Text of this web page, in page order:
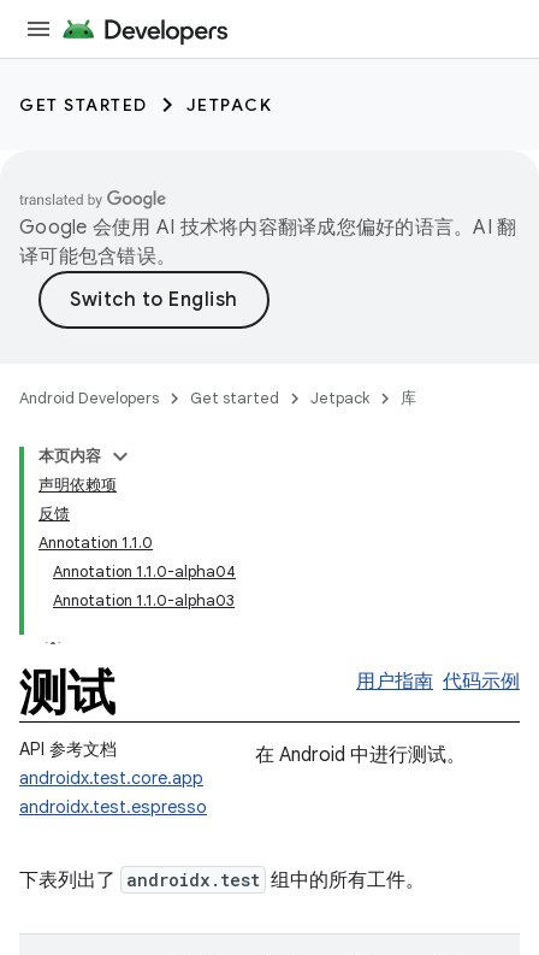
GET STARTED JETPACK
Google 会使用 AI 技术将内容翻译成您偏好的语言。AI 翻
译可能包含错误。
Android Developers Get started Jetpack 库
本页内容
声明依赖项
反馈
Annotation 1.1.0
Annotation 1.1.0-alpha04
Annotation 1.1.0-alpha03
测试 用户指南 代码示例
API 参考文档
androidx.test.core.app
androidx.test.espresso
在 Android 中进行测试。
下表列出了 androidx.test 组中的所有工件。